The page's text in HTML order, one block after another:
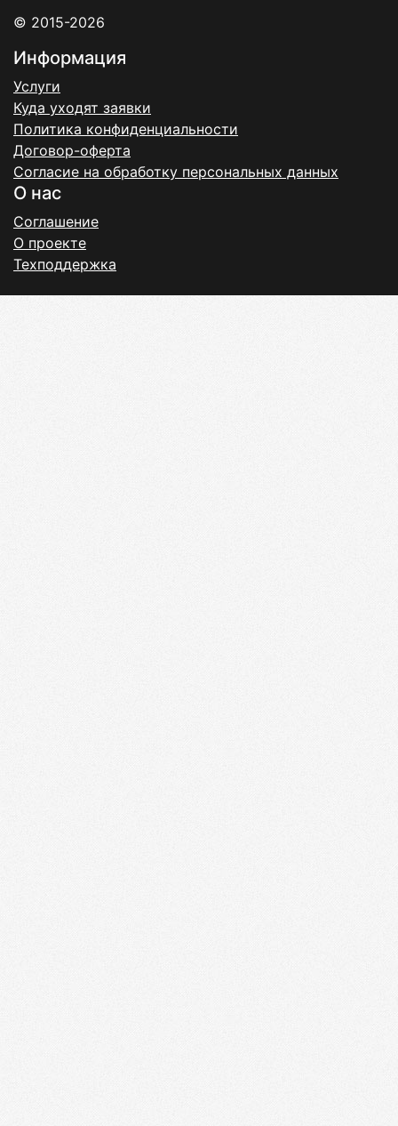
© 2015-2026
Информация
Услуги
Куда уходят заявки
Политика конфиденциальности
Договор-оферта
Согласие на обработку персональных данных
О нас
Соглашение
О проекте
Техподдержка